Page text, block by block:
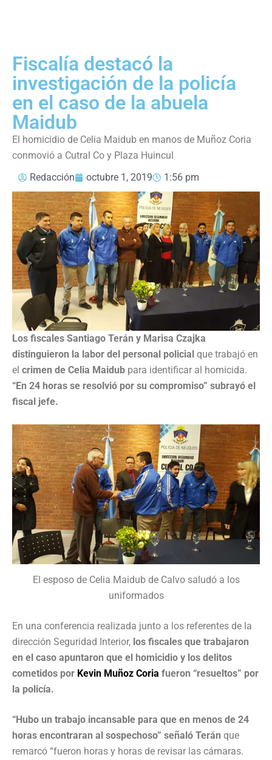
Fiscalía destacó la
investigación de la policía
en el caso de la abuela
Maidub
El homicidio de Celia Maidub en manos de Muñoz Coria
conmovió a Cutral Co y Plaza Huincul
Redacción
octubre 1, 2019 1:56 pm
Los fiscales Santiago Terán y Marisa Czajka
distinguieron la labor del personal policial que trabajó en
el crimen de Celia Maidub para identificar al homicida.
“En 24 horas se resolvió por su compromiso” subrayó el
fiscal jefe.
El esposo de Celia Maidub de Calvo saludó a los
uniformados
En una conferencia realizada junto a los referentes de la
dirección Seguridad Interior, los fiscales que trabajaron
en el caso apuntaron que el homicidio y los delitos
cometidos por Kevin Muñoz Coria fueron “resueltos” por
la policía.
“Hubo un trabajo incansable para que en menos de 24
horas encontraran al sospechoso” señaló Terán que
remarcó “fueron horas y horas de revisar las cámaras.